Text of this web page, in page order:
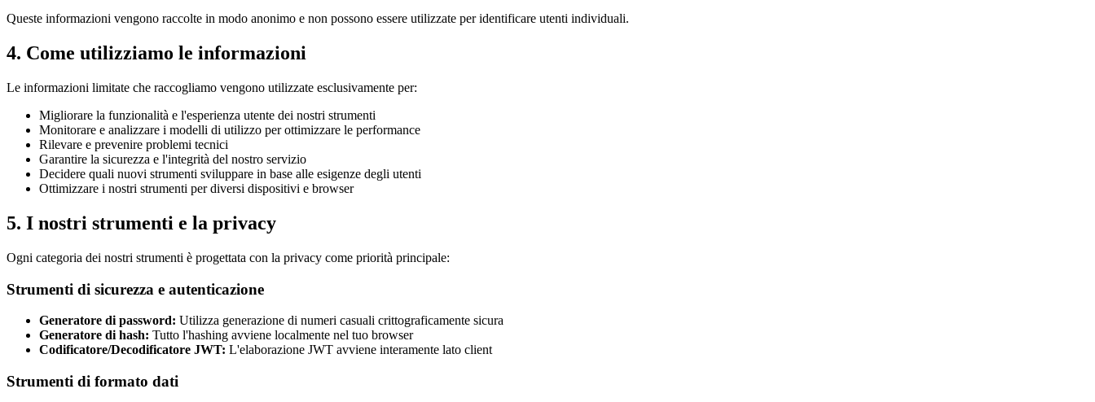
Queste informazioni vengono raccolte in modo anonimo e non possono essere utilizzate per identificare utenti individuali.
4. Come utilizziamo le informazioni
Le informazioni limitate che raccogliamo vengono utilizzate esclusivamente per:
Migliorare la funzionalità e l'esperienza utente dei nostri strumenti
Monitorare e analizzare i modelli di utilizzo per ottimizzare le performance
Rilevare e prevenire problemi tecnici
Garantire la sicurezza e l'integrità del nostro servizio
Decidere quali nuovi strumenti sviluppare in base alle esigenze degli utenti
Ottimizzare i nostri strumenti per diversi dispositivi e browser
5. I nostri strumenti e la privacy
Ogni categoria dei nostri strumenti è progettata con la privacy come priorità principale:
Strumenti di sicurezza e autenticazione
Generatore di password: Utilizza generazione di numeri casuali crittograficamente sicura
Generatore di hash: Tutto l'hashing avviene localmente nel tuo browser
Codificatore/Decodificatore JWT: L'elaborazione JWT avviene interamente lato client
Strumenti di formato dati